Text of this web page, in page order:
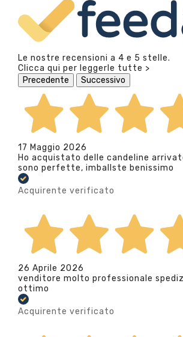
Le nostre recensioni a 4 e 5 stelle.
Clicca qui per leggerle tutte >
Precedente
Successivo
17 Maggio 2026
Ho acquistato delle candeline
sono perfette, imballste benissimo
Acquirente verificato
26 Aprile 2026
venditore molto professionale
ottimo
Acquirente verificato